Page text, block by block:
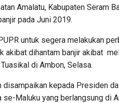
Amalatu, Kabupaten Seram
pada Juni 2019.
untuk segera melakukan
akibat dihantam banjir akibat
di Ambon, Selasa.
kepada Presiden
Maluku yang berlangsung di